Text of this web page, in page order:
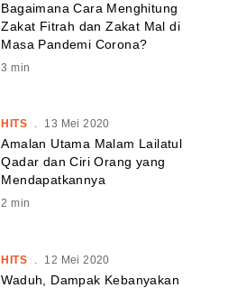
Bagaimana Cara Menghitung
Zakat Fitrah dan Zakat Mal di
Masa Pandemi Corona?
3 min
HITS . 13 Mei 2020
Amalan Utama Malam Lailatul
Qadar dan Ciri Orang yang
Mendapatkannya
2 min
HITS 12 Mei 2020
Waduh, Dampak Kebanyakan